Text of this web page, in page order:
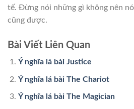
tế. Đừng nói những gì không nên
cũng được.
Bài Viết Liên Quan
Ý nghĩa lá bài Justice
Ý nghĩa lá bài The Chariot
Ý nghĩa lá bài The Magician